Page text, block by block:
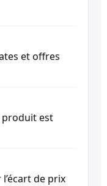
et offres
produit est
de prix